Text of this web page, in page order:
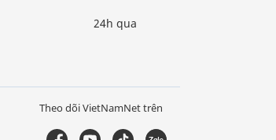
24h qua
Theo dõi VietNamNet trên